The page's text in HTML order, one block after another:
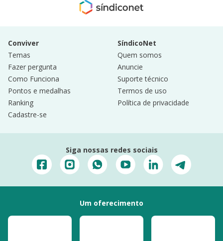
Conviver
Temas
Fazer pergunta
Como Funciona
Pontos e medalhas
Ranking
Cadastre-se
SíndicoNet
Quem somos
Anuncie
Suporte técnico
Termos de uso
Política de privacidade
Siga nossas redes sociais
Um oferecimento